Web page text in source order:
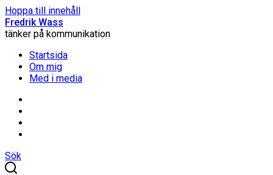
Hoppa till innehåll
Fredrik Wass
tänker på kommunikation
Startsida
Om mig
Med i media
Sök